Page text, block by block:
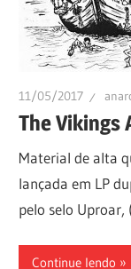
11/05/2017
The Vikings
Material de alta
lançada em LP
pelo selo Uproar,
Continue lendo